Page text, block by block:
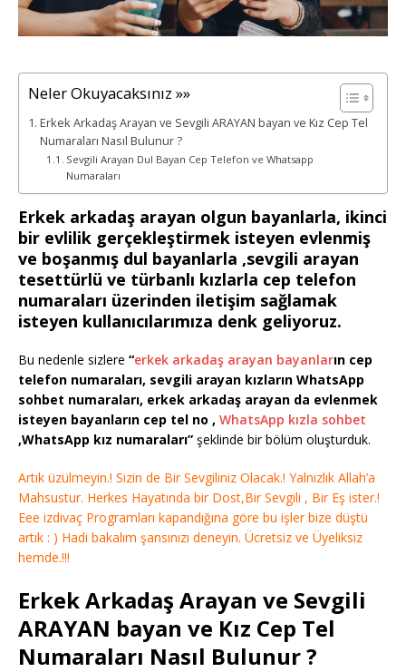
Neler Okuyacaksınız »»
Erkek Arkadaş Arayan ve Sevgili ARAYAN bayan ve Kız Cep Tel
Numaraları Nasıl Bulunur ?
Sevgili Arayan Dul Bayan Cep Telefon ve Whatsapp
Numaraları
Erkek arkadaş arayan olgun bayanlarla, ikinci
bir evlilik gerçekleştirmek isteyen evlenmiş
ve boşanmış dul bayanlarla ,sevgili arayan
tesettürlü ve türbanlı kızlarla cep telefon
numaraları üzerinden iletişim sağlamak
isteyen kullanıcılarımıza denk geliyoruz.
Bu nedenle sizlere “erkek arkadaş arayan bayanların cep
telefon numaraları, sevgili arayan kızların WhatsApp
sohbet numaraları, erkek arkadaş arayan da evlenmek
isteyen bayanların cep tel no , WhatsApp kızla sohbet
,WhatsApp kız numaraları” şeklinde bir bölüm oluşturduk.
Artık üzülmeyin.! Sizin de Bir Sevgiliniz Olacak.! Yalnızlık Allah’a
Mahsustur. Herkes Hayatında bir Dost,Bir Sevgili , Bir Eş ister.!
Eee izdivaç Programları kapandığına göre bu işler bize düştü
artık : ) Hadi bakalım şansınızı deneyin. Ücretsiz ve Üyeliksiz
hemde.!!!
Erkek Arkadaş Arayan ve Sevgili
ARAYAN bayan ve Kız Cep Tel
Numaraları Nasıl Bulunur ?